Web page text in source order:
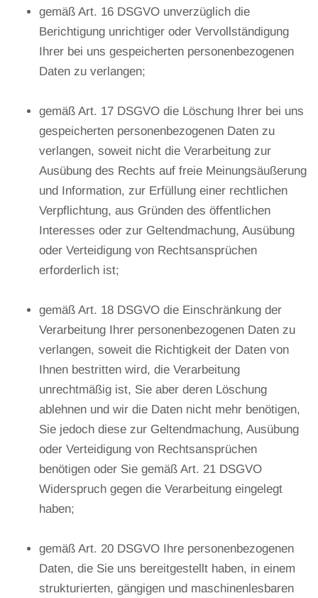
gemäß Art. 16 DSGVO unverzüglich die
Berichtigung unrichtiger oder Vervollständigung
Ihrer bei uns gespeicherten personenbezogenen
Daten zu verlangen;
gemäß Art. 17 DSGVO die Löschung Ihrer bei uns
gespeicherten personenbezogenen Daten zu
verlangen, soweit nicht die Verarbeitung zur
Ausübung des Rechts auf freie Meinungsäußerung
und Information, zur Erfüllung einer rechtlichen
Verpflichtung, aus Gründen des öffentlichen
Interesses oder zur Geltendmachung, Ausübung
oder Verteidigung von Rechtsansprüchen
erforderlich ist;
gemäß Art. 18 DSGVO die Einschränkung der
Verarbeitung Ihrer personenbezogenen Daten zu
verlangen, soweit die Richtigkeit der Daten von
Ihnen bestritten wird, die Verarbeitung
unrechtmäßig ist, Sie aber deren Löschung
ablehnen und wir die Daten nicht mehr benötigen,
Sie jedoch diese zur Geltendmachung, Ausübung
oder Verteidigung von Rechtsansprüchen
benötigen oder Sie gemäß Art. 21 DSGVO
Widerspruch gegen die Verarbeitung eingelegt
haben;
gemäß Art. 20 DSGVO Ihre personenbezogenen
Daten, die Sie uns bereitgestellt haben, in einem
strukturierten, gängigen und maschinenlesbaren